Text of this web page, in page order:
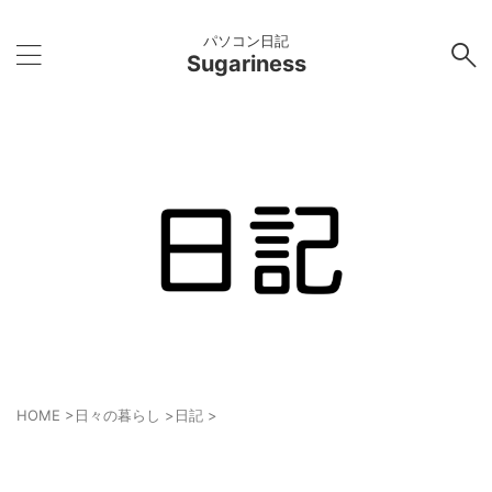
パソコン日記
Sugariness
HOME >日々の暮らし >日記 >